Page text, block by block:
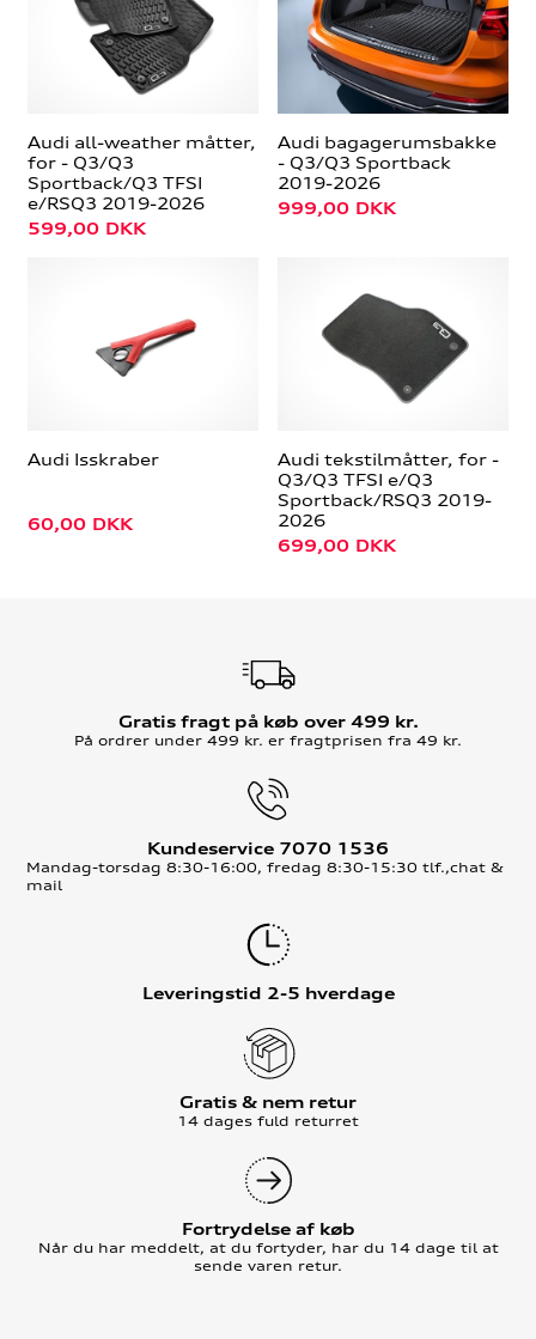
Audi all-weather måtter,
for - Q3/Q3
Sportback/Q3 TFSI
e/RSQ3 2019-2026
599,00 DKK
Audi bagagerumsbakke
- Q3/Q3 Sportback
2019-2026
999,00 DKK
Audi Isskraber
60,00 DKK
Audi tekstilmåtter, for -
Q3/Q3 TFSI e/Q3
Sportback/RSQ3 2019-
2026
699,00 DKK
Gratis fragt på køb over 499 kr.
På ordrer under 499 kr. er fragtprisen fra 49 kr.
Kundeservice 7070 1536
Mandag-torsdag 8:30-16:00, fredag 8:30-15:30 tlf.,chat &
mail
Leveringstid 2-5 hverdage
Gratis & nem retur
14 dages fuld returret
Fortrydelse af køb
Når du har meddelt, at du fortyder, har du 14 dage til at
sende varen retur.